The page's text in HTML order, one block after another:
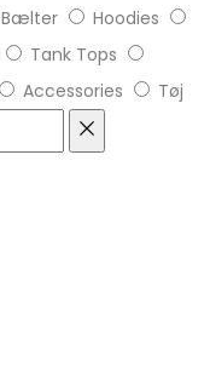
Bælter
Hoodies
Tank Tops
Accessories Tøj